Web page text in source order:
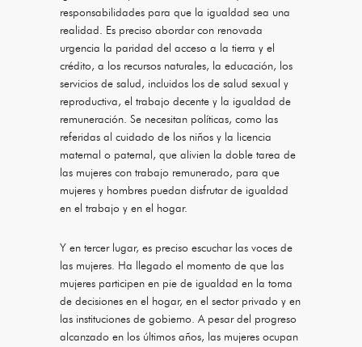
responsabilidades para que la igualdad sea una
realidad. Es preciso abordar con renovada
urgencia la paridad del acceso a la tierra y el
crédito, a los recursos naturales, la educación, los
servicios de salud, incluidos los de salud sexual y
reproductiva, el trabajo decente y la igualdad de
remuneración. Se necesitan políticas, como las
referidas al cuidado de los niños y la licencia
maternal o paternal, que alivien la doble tarea de
las mujeres con trabajo remunerado, para que
mujeres y hombres puedan disfrutar de igualdad
en el trabajo y en el hogar.
Y en tercer lugar, es preciso escuchar las voces de
las mujeres. Ha llegado el momento de que las
mujeres participen en pie de igualdad en la toma
de decisiones en el hogar, en el sector privado y en
las instituciones de gobierno. A pesar del progreso
alcanzado en los últimos años, las mujeres ocupan